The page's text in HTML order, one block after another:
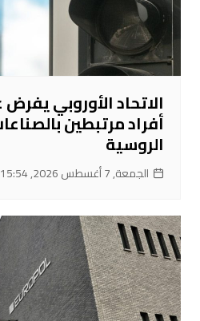
أفراد مرتبطين
الروسية
الجمعة, 7 أغسطس 2026, 15:54